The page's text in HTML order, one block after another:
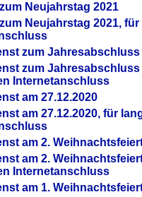
Neujahrstag 2021
Neujahrstag 2021,
zum Jahresabschluss
zum Jahresabschluss
Internetanschluss
am 27.12.2020
am 27.12.2020, für
am 2.
am 2.
Internetanschluss
am 1.